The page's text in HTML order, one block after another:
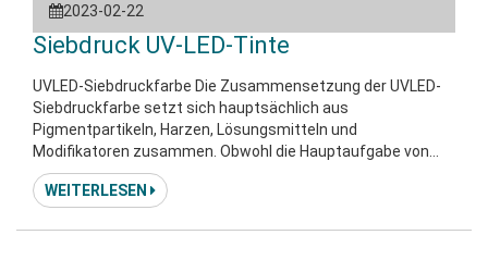
2023-02-22
Siebdruck UV-LED-Tinte
UVLED-Siebdruckfarbe Die Zusammensetzung der UVLED-
Siebdruckfarbe setzt sich hauptsächlich aus
Pigmentpartikeln, Harzen, Lösungsmitteln und
Modifikatoren zusammen. Obwohl die Hauptaufgabe von
Pigmentpartikeln nur darin besteht, Farbe darzustellen,
haben die Größe und der Dispersionsgrad der Partikel einen
WEITERLESEN